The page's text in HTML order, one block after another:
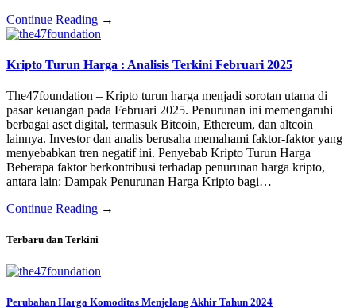
Continue Reading →
Kripto Turun Harga : Analisis Terkini Februari 2025
The47foundation – Kripto turun harga menjadi sorotan utama di
pasar keuangan pada Februari 2025. Penurunan ini memengaruhi
berbagai aset digital, termasuk Bitcoin, Ethereum, dan altcoin
lainnya. Investor dan analis berusaha memahami faktor-faktor yang
menyebabkan tren negatif ini. Penyebab Kripto Turun Harga
Beberapa faktor berkontribusi terhadap penurunan harga kripto,
antara lain: Dampak Penurunan Harga Kripto bagi…
Continue Reading →
Terbaru dan Terkini
Perubahan Harga Komoditas Menjelang Akhir Tahun 2024